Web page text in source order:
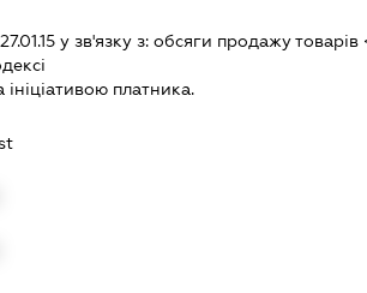
у зв'язку з: обсяги продажу товарiв
iнiцiативою платника.